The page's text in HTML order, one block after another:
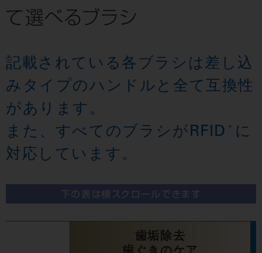
て選べるブラシ
記載されている各ブラシは差し込
みタイプのハンドルと全て互換性
があります。
また、すべてのブラシがRFID ＊
に
対応しています。
下の表は横スクロールできます
歯垢除去